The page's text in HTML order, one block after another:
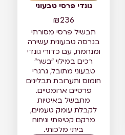
גונדי פרסי טבעוני
₪236
תבשיל פרסי מסורתי
בגרסה טבעונית עשירה
ומנחמת, עם כדורי גונדי
רכים במילוי “בשר”
טבעוני מתובל, גרגרי
חומוס ותערובת תבלינים
פרסיים ארומטיים.
מתבשל באיטיות
לקבלת עומק טעמים,
מרקם קטיפתי וניחוח
ביתי מלכותי.